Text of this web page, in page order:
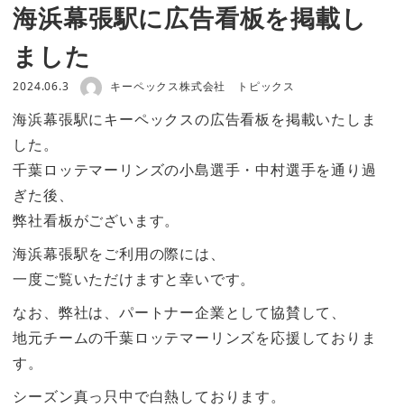
海浜幕張駅に広告看板を掲載し
ました
投稿日
2024.06.3 著者 キーペックス株式会社 カテゴリー
トピックス
海浜幕張駅にキーペックスの広告看板を掲載いたしま
した。
千葉ロッテマーリンズの小島選手・中村選手を通り過
ぎた後、
弊社看板がございます。
海浜幕張駅をご利用の際には、
一度ご覧いただけますと幸いです。
なお、弊社は、パートナー企業として協賛して、
地元チームの千葉ロッテマーリンズを応援しておりま
す。
シーズン真っ只中で白熱しております。